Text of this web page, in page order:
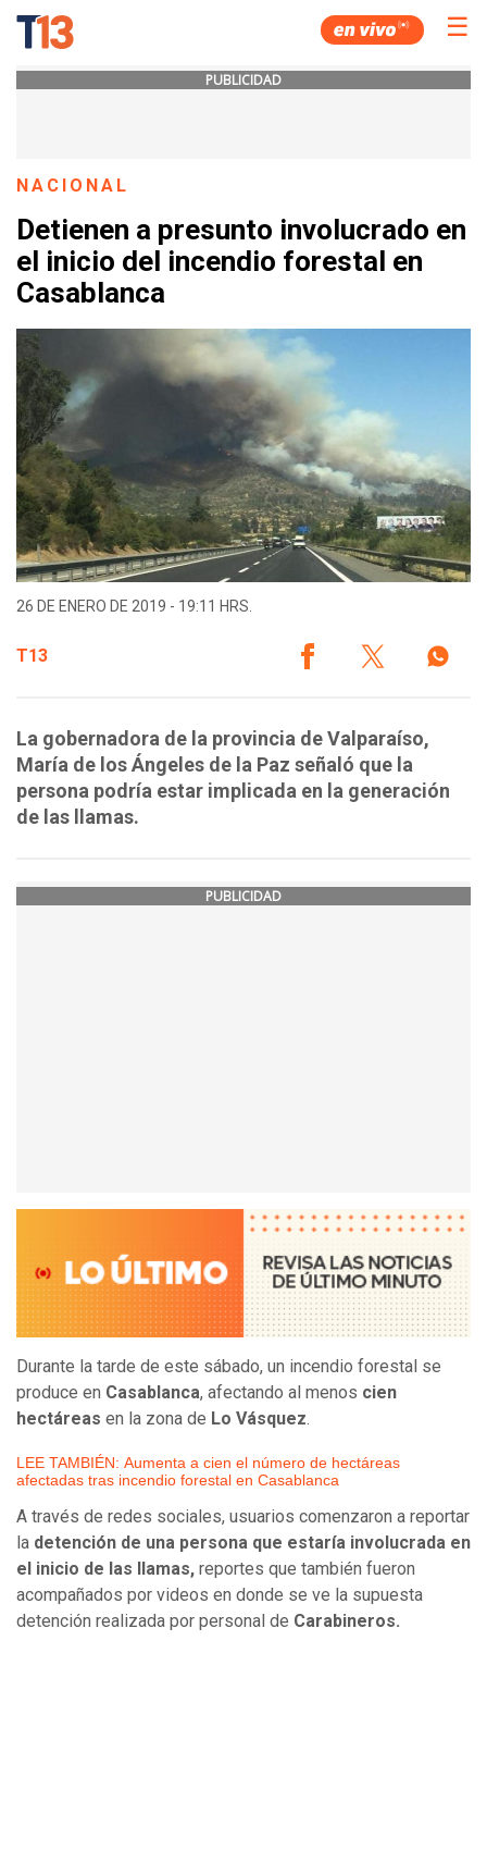
☰
PUBLICIDAD
NACIONAL
Detienen a presunto involucrado en
el inicio del incendio forestal en
Casablanca
26 DE ENERO DE 2019 - 19:11 HRS.
T13
La gobernadora de la provincia de Valparaíso,
María de los Ángeles de la Paz señaló que la
persona podría estar implicada en la generación
de las llamas.
PUBLICIDAD
Durante la tarde de este sábado, un incendio forestal se
produce en Casablanca, afectando al menos cien
hectáreas en la zona de Lo Vásquez.
LEE TAMBIÉN: Aumenta a cien el número de hectáreas
afectadas tras incendio forestal en Casablanca
A través de redes sociales, usuarios comenzaron a reportar
la detención de una persona que estaría involucrada en
el inicio de las llamas, reportes que también fueron
acompañados por videos en donde se ve la supuesta
detención realizada por personal de Carabineros.